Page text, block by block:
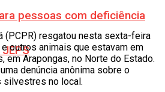
pessoas com deficiência
(PCPR) resgatou nesta sexta-feira
outros animais que estavam em
em Arapongas, no Norte do Estado.
denúncia anônima sobre o
silvestres no local.